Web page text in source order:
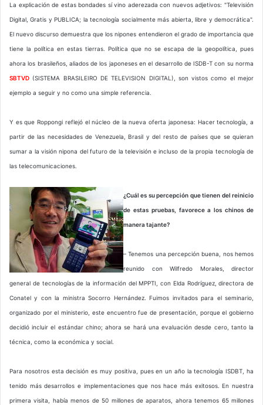
La explicación de estas bondades sí vino aderezada con nuevos adjetivos: "Televisión
Digital, Gratis y PUBLICA; la tecnología socialmente más abierta, libre y democrática".
El nuevo discurso demuestra que los nipones entendieron el grado de importancia que
tiene la política en estas tierras. Política que no se escapa de la geopolítica, pues
ahora los brasileños, aliados de los japoneses en el desarrollo de ISDB-T con su norma
SBTVD (SISTEMA BRASILEIRO DE TELEVISION DIGITAL), son vistos como el mejor
ejemplo a seguir y no como una simple referencia.
Y es que Roppongi reflejó el núcleo de la nueva oferta japonesa: Hacer tecnología, a
partir de las necesidades de Venezuela, Brasil y del resto de países que se quieran
sumar a la visión nipona del futuro de la televisión e incluso de la propia tecnología de
las telecomunicaciones.
¿Cuál es su percepción que tienen del reinicio
de estas pruebas, favorece a los chinos de
manera tajante?
– Tenemos una percepción buena, nos hemos
reunido con Wilfredo Morales, director
general de tecnologías de la información del MPPTI, con Elda Rodríguez, directora de
Conatel y con la ministra Socorro Hernández. Fuimos invitados para el seminario,
organizado por el ministerio, este encuentro fue de presentación, porque el gobierno
decidió incluir el estándar chino; ahora se hará una evaluación desde cero, tanto la
técnica, como la económica y social.
Para nosotros esta decisión es muy positiva, pues en un año la tecnología ISDBT, ha
tenido más desarrollos e implementaciones que nos hace más exitosos. En nuestra
primera visita, había menos de 50 millones de aparatos, ahora tenemos 65 millones